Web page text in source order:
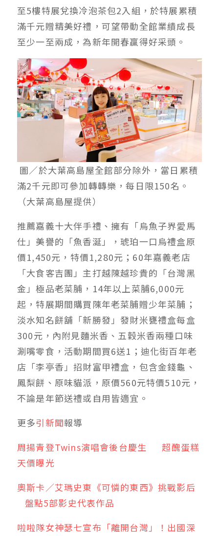
至5樓特展兌換冷泡茶包2入組，於特展累積
滿千元贈精美好禮，可望帶動全館業績成長
至少一至兩成，為新年開春贏得好采頭。
圖／於大葉高島屋全館部分除外，當日累積
滿2千元即可參加轉轉樂，每日限150名。
（大葉高島屋提供）
推薦嘉義十大伴手禮、擁有「烏魚子界愛馬
仕」美譽的「魚香涎」，琥珀一口烏禮盒原
價1,450元，特價1,280元；60年嘉義老店
「大食客吉團」主打越陳越珍貴的「台灣黑
金」極品老菜脯，14年以上菜脯6,000元
起，特展期間購買陳年老菜脯贈少年菜脯；
淡水知名餅舖「新勝發」發財米甕禮盒每盒
300元，內附見麵米香、五穀米香兩種口味
涮嘴零食，活動期間買6送1；迪化街百年老
店「李亭香」招財富甲禮盒，包含金錢龜、
鳳梨餅、原味貓派，原價560元特價510元，
不論是年節送禮或自用皆適宜。
更多引新聞報導
周揚青登Twins演唱會後台慶生 超醜蛋糕
天價曝光
奧斯卡／艾瑪史東《可憐的東西》挑戰影后
盤點5部影史代表作品
啦啦隊女神瑟七宣布「離開台灣」！出國深